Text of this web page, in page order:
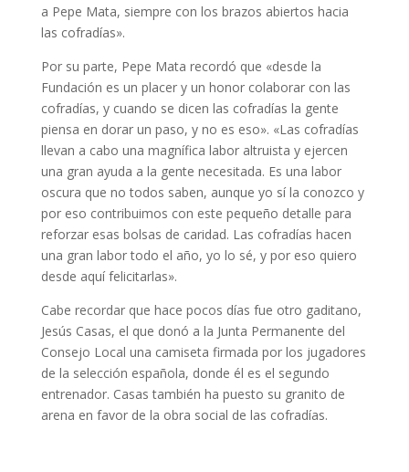
a Pepe Mata, siempre con los brazos abiertos hacia
las cofradías».
Por su parte, Pepe Mata recordó que «desde la
Fundación es un placer y un honor colaborar con las
cofradías, y cuando se dicen las cofradías la gente
piensa en dorar un paso, y no es eso». «Las cofradías
llevan a cabo una magnífica labor altruista y ejercen
una gran ayuda a la gente necesitada. Es una labor
oscura que no todos saben, aunque yo sí la conozco y
por eso contribuimos con este pequeño detalle para
reforzar esas bolsas de caridad. Las cofradías hacen
una gran labor todo el año, yo lo sé, y por eso quiero
desde aquí felicitarlas».
Cabe recordar que hace pocos días fue otro gaditano,
Jesús Casas, el que donó a la Junta Permanente del
Consejo Local una camiseta firmada por los jugadores
de la selección española, donde él es el segundo
entrenador. Casas también ha puesto su granito de
arena en favor de la obra social de las cofradías.